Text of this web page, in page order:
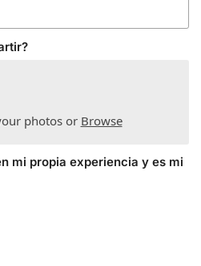
photos or Browse
mi propia experiencia y es mi